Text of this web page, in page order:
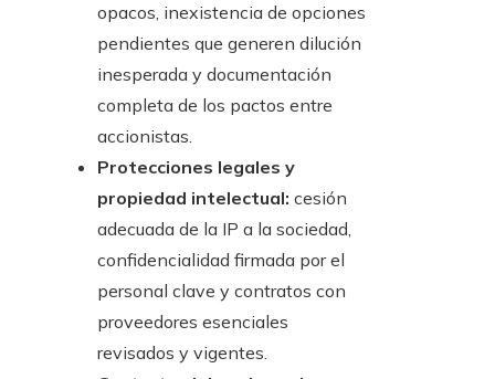
opacos, inexistencia de opciones
pendientes que generen dilución
inesperada y documentación
completa de los pactos entre
accionistas.
Protecciones legales y
propiedad intelectual: cesión
adecuada de la IP a la sociedad,
confidencialidad firmada por el
personal clave y contratos con
proveedores esenciales
revisados y vigentes.